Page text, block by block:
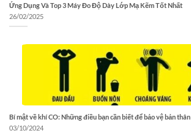
Ứng Dụng Và Top 3 Máy Đo Độ Dày Lớp Mạ Kẽm Tốt Nhất
26/02/2025
Bí mật về khí CO: Những điều bạn cần biết để bảo vệ bản thân
03/10/2024